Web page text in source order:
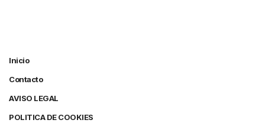
Inicio
Contacto
AVISO LEGAL
POLITICA DE COOKIES